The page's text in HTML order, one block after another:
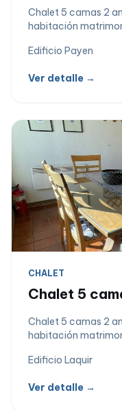
Chalet 5 camas 2
habitación
Edificio Payen
Ver detalle →
CHALET
Chalet 5
Chalet 5 camas 2
habitación
Edificio Laquir
Ver detalle →